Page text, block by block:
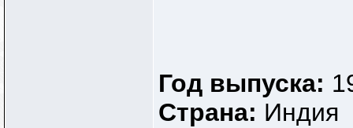
Год выпуска:
Страна: Индия